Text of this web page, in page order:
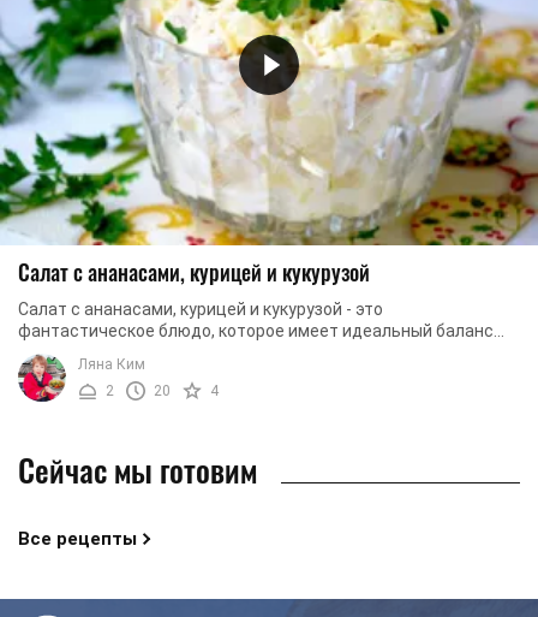
Салат с ананасами, курицей и кукурузой
Салат с ананасами, курицей и кукурузой - это
фантастическое блюдо, которое имеет идеальный баланс
вкуса и аромата. Благодаря консервированной ...
Ляна Ким
2
20 4
Сейчас мы готовим
Все рецепты